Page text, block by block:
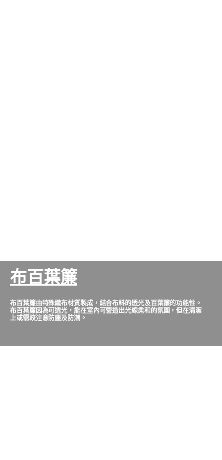
布百葉簾
布百葉簾由特殊織布材質製成，結合布料的透光及百葉簾的功能性。
布百葉簾因為可透光，能在室內可營造出光線柔和的氛圍，但在清潔
上或需較注意防塵及防潮。